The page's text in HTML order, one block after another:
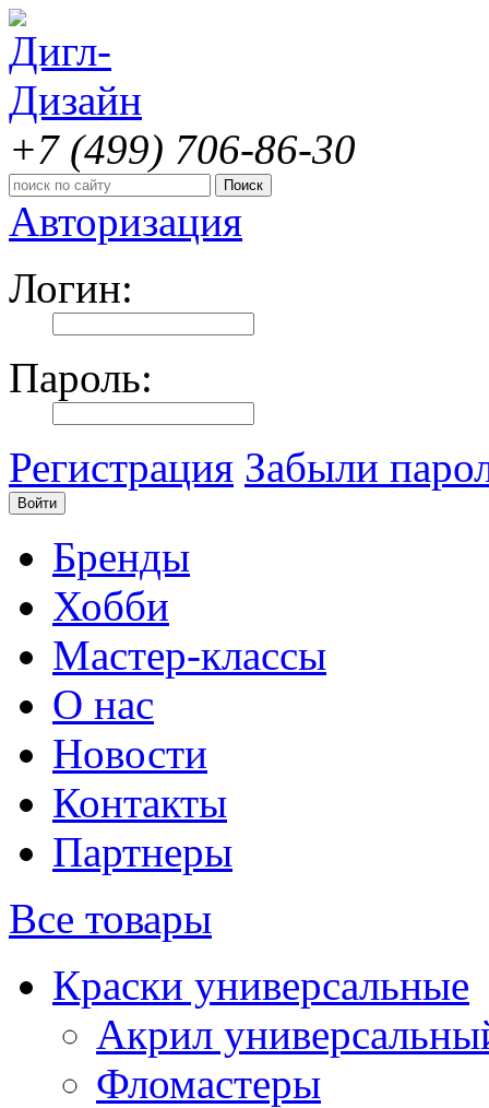
+7 (499) 706-86-30
Авторизация
Логин:
Пароль:
Регистрация Забыли
Бренды
Хобби
Мастер-классы
О нас
Новости
Контакты
Партнеры
Все товары
Краски универсальные
Акрил
Фломастеры